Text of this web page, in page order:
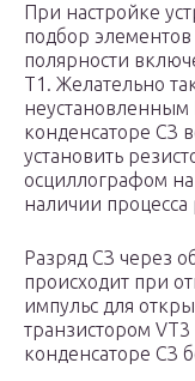
При настройке
подбор
полярности
Т1. Желательно
неустановленным
конденсаторе СЗ
установить
осциллографом на
наличии процесса
Разряд СЗ через
происходит при
импульс для
транзистором
конденсаторе СЗ